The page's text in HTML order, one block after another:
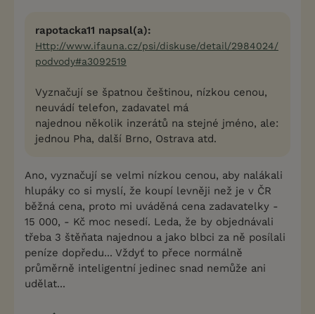
rapotacka11 napsal(a):
Http://www.ifauna.cz/psi/diskuse/detail/2984024/
podvody#a3092519
Vyznačují se špatnou češtinou, nízkou cenou,
neuvádí telefon, zadavatel má
najednou několik inzerátů na stejné jméno, ale:
jednou Pha, další Brno, Ostrava atd.
Ano, vyznačují se velmi nízkou cenou, aby nalákali
hlupáky co si myslí, že koupí levněji než je v ČR
běžná cena, proto mi uváděná cena zadavatelky -
15 000, - Kč moc nesedí. Leda, že by objednávali
třeba 3 štěňata najednou a jako blbci za ně posílali
peníze dopředu... Vždyť to přece normálně
průměrně inteligentní jedinec snad nemůže ani
udělat...